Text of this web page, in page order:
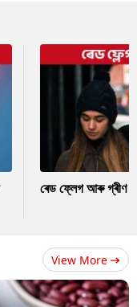
ৰেড ফ্লেগ আৰু গ্ৰীণ
View More